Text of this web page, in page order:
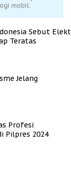
mobil.
Sebut
Teratas
Jelang
Profesi
Pilpres 2024